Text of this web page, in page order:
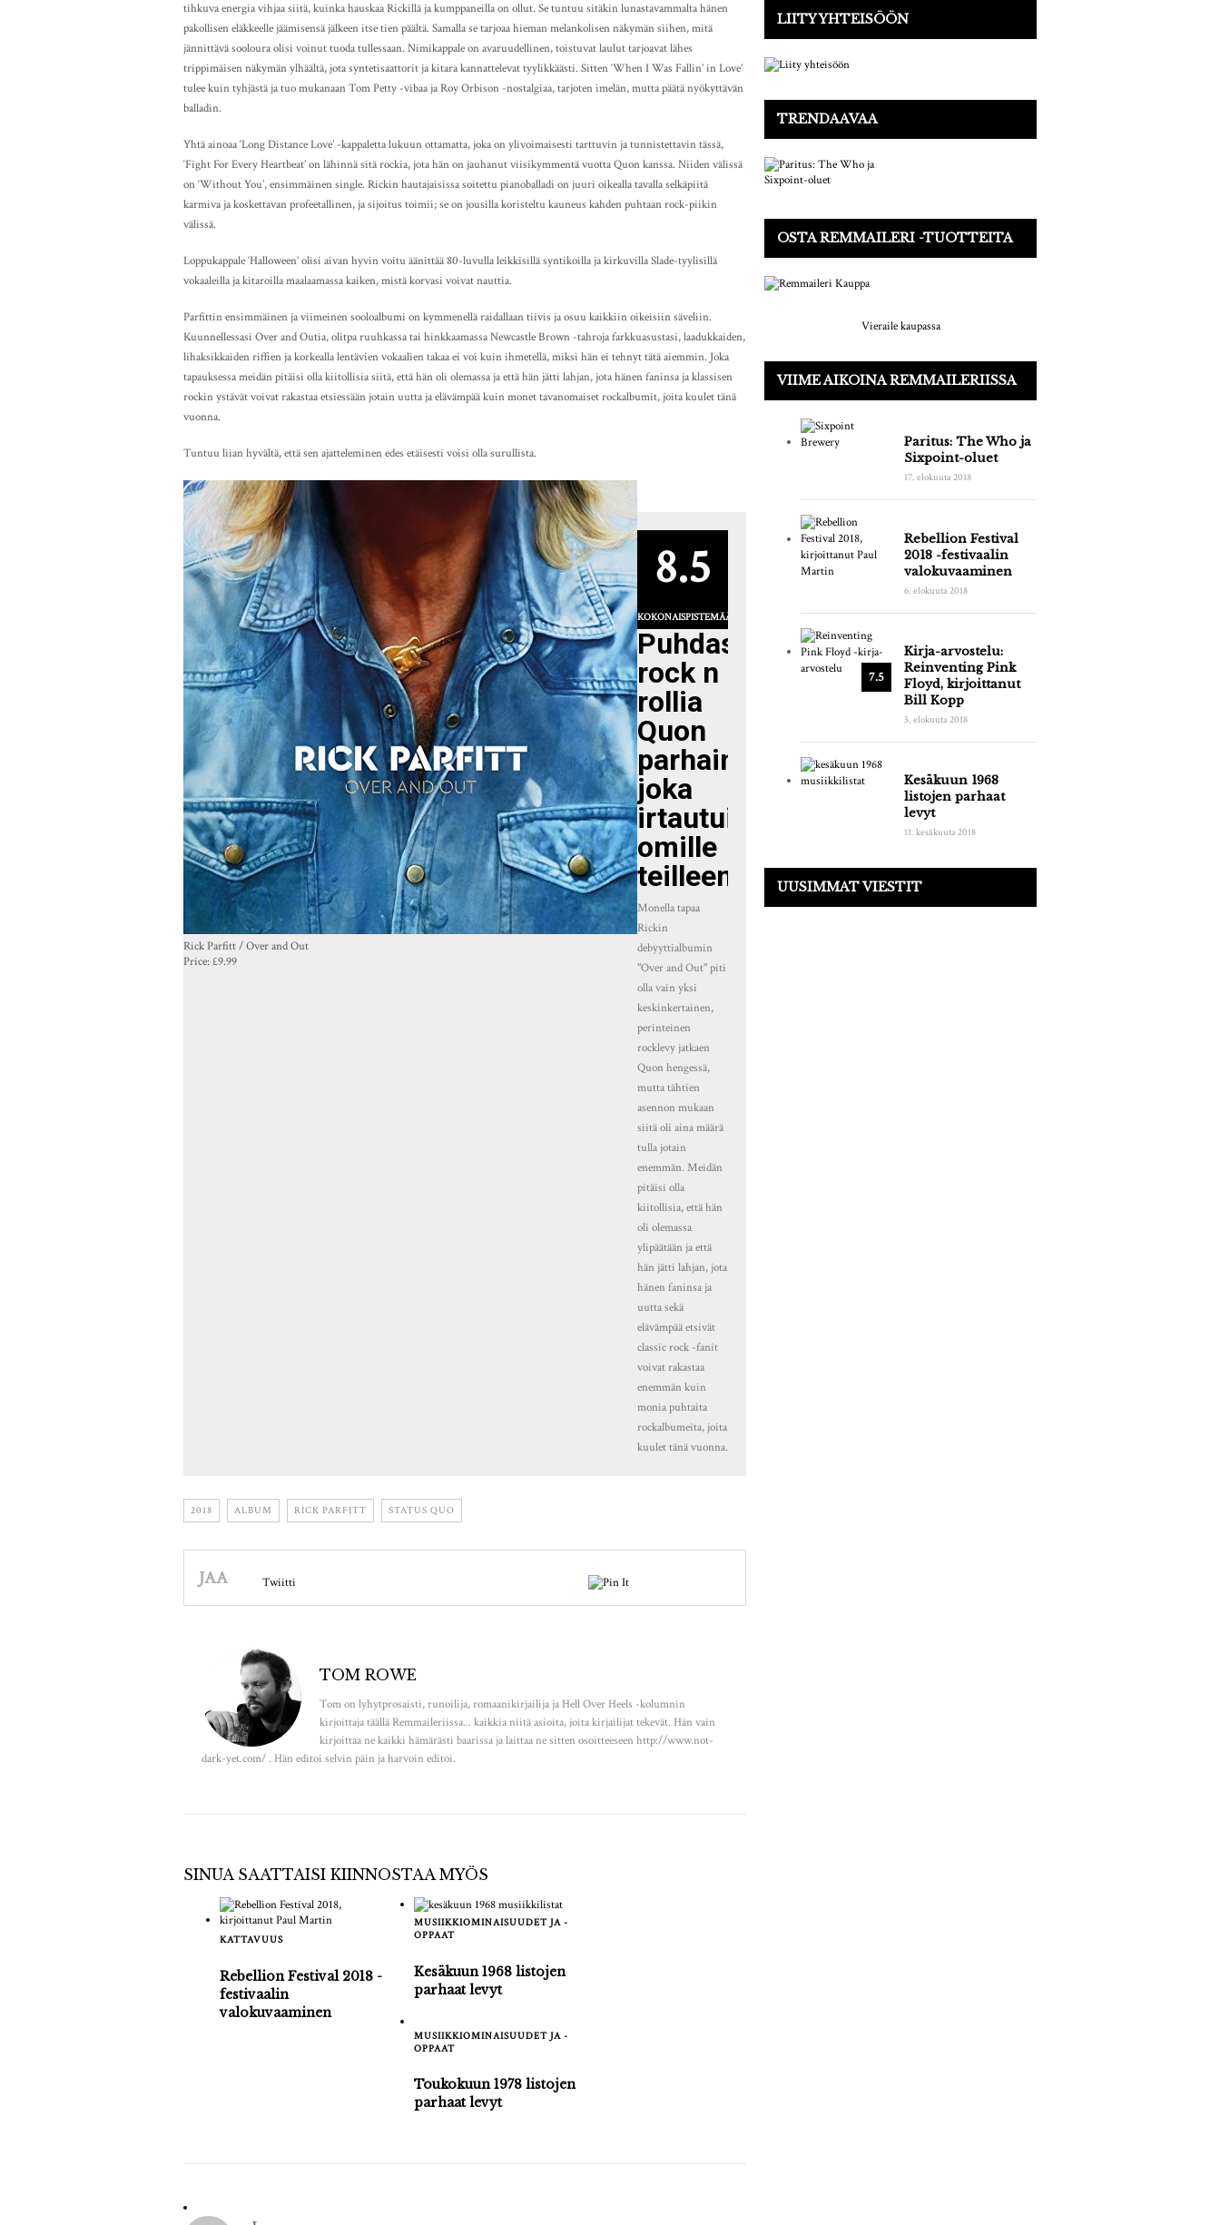
tihkuva energia vihjaa siitä, kuinka hauskaa Rickillä ja kumppaneilla on ollut. Se tuntuu sitäkin lunastavammalta hänen
pakollisen eläkkeelle jäämisensä jälkeen itse tien päältä. Samalla se tarjoaa hieman melankolisen näkymän siihen, mitä
jännittävä sooloura olisi voinut tuoda tullessaan. Nimikappale on avaruudellinen, toistuvat laulut tarjoavat lähes
trippimäisen näkymän ylhäältä, jota syntetisaattorit ja kitara kannattelevat tyylikkäästi. Sitten ‘When I Was Fallin’ in Love’
tulee kuin tyhjästä ja tuo mukanaan Tom Petty -vibaa ja Roy Orbison -nostalgiaa, tarjoten imelän, mutta päätä nyökyttävän
balladin.
Yhtä ainoaa ‘Long Distance Love’ -kappaletta lukuun ottamatta, joka on ylivoimaisesti tarttuvin ja tunnistettavin tässä,
‘Fight For Every Heartbeat’ on lähinnä sitä rockia, jota hän on jauhanut viisikymmentä vuotta Quon kanssa. Niiden välissä
on ‘Without You’, ensimmäinen single. Rickin hautajaisissa soitettu pianoballadi on juuri oikealla tavalla selkäpiitä
karmiva ja koskettavan profeetallinen, ja sijoitus toimii; se on jousilla koristeltu kauneus kahden puhtaan rock-piikin
välissä.
Loppukappale ‘Halloween’ olisi aivan hyvin voitu äänittää 80-luvulla leikkisillä syntikoilla ja kirkuvilla Slade-tyylisillä
vokaaleilla ja kitaroilla maalaamassa kaiken, mistä korvasi voivat nauttia.
Parfittin ensimmäinen ja viimeinen sooloalbumi on kymmenellä raidallaan tiivis ja osuu kaikkiin oikeisiin säveliin.
Kuunnellessasi Over and Outia, olitpa ruuhkassa tai hinkkaamassa Newcastle Brown -tahroja farkkuasustasi, laadukkaiden,
lihaksikkaiden riffien ja korkealla lentävien vokaalien takaa ei voi kuin ihmetellä, miksi hän ei tehnyt tätä aiemmin. Joka
tapauksessa meidän pitäisi olla kiitollisia siitä, että hän oli olemassa ja että hän jätti lahjan, jota hänen faninsa ja klassisen
rockin ystävät voivat rakastaa etsiessään jotain uutta ja elävämpää kuin monet tavanomaiset rockalbumit, joita kuulet tänä
vuonna.
Tuntuu liian hyvältä, että sen ajatteleminen edes etäisesti voisi olla surullista.
Rick Parfitt / Over and Out
Price: £9.99
8.5
KOKONAISPISTEMÄÄRÄ
Puhdasta
rock n
rollia
Quon
parhaimmistolta,
joka
irtautui
omille
teilleen
Monella tapaa
Rickin
debyyttialbumin
"Over and Out" piti
olla vain yksi
keskinkertainen,
perinteinen
rocklevy jatkaen
Quon hengessä,
mutta tähtien
asennon mukaan
siitä oli aina määrä
tulla jotain
enemmän. Meidän
pitäisi olla
kiitollisia, että hän
oli olemassa
ylipäätään ja että
hän jätti lahjan, jota
hänen faninsa ja
uutta sekä
elävämpää etsivät
classic rock -fanit
voivat rakastaa
enemmän kuin
monia puhtaita
rockalbumeita, joita
kuulet tänä vuonna.
2018 ALBUM RICK PARFITT STATUS QUO
JAA Twiitti
TOM ROWE
Tom on lyhytprosaisti, runoilija, romaanikirjailija ja Hell Over Heels -kolumnin
kirjoittaja täällä Remmaileriissa... kaikkia niitä asioita, joita kirjailijat tekevät. Hän vain
kirjoittaa ne kaikki hämärästi baarissa ja laittaa ne sitten osoitteeseen http://www.not-
dark-yet.com/ . Hän editoi selvin päin ja harvoin editoi.
SINUA SAATTAISI KIINNOSTAA MYÖS
KATTAVUUS
Rebellion Festival 2018 -
festivaalin
valokuvaaminen
MUSIIKKIOMINAISUUDET JA -
OPPAAT
Kesäkuun 1968 listojen
parhaat levyt
MUSIIKKIOMINAISUUDET JA -
OPPAAT
Toukokuun 1978 listojen
parhaat levyt
LIITY YHTEISÖÖN
TRENDAAVAA
OSTA REMMAILERI -TUOTTEITA
Vieraile kaupassa
VIIME AIKOINA REMMAILERIISSA
Paritus: The Who ja
Sixpoint-oluet
17. elokuuta 2018
Rebellion Festival
2018 -festivaalin
valokuvaaminen
6. elokuuta 2018
7.5
Kirja-arvostelu:
Reinventing Pink
Floyd, kirjoittanut
Bill Kopp
3. elokuuta 2018
Kesäkuun 1968
listojen parhaat
levyt
11. kesäkuuta 2018
UUSIMMAT VIESTIT